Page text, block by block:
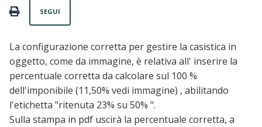
PRINT
SEGUI
La configurazione corretta per gestire la casistica in
oggetto, come da immagine, è relativa all' inserire la
percentuale corretta da calcolare sul 100 %
dell'imponibile (11,50% vedi immagine) , abilitando
l'etichetta "ritenuta 23% su 50% ".
Sulla stampa in pdf uscirà la percentuale corretta, a